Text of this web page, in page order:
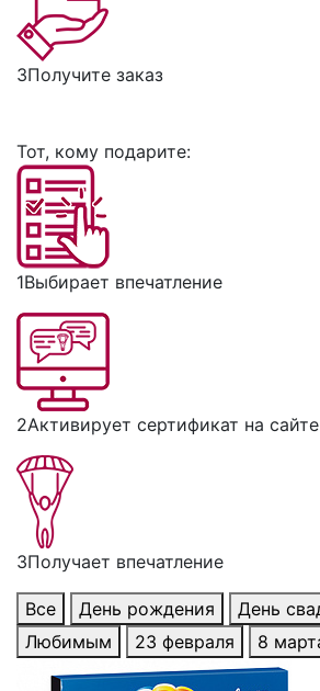
3Получите заказ
Тот, кому подарите:
1Выбирает впечатление
2Активирует сертификат на
3Получает впечатление
Все День рождения
День
Любимым
23 февраля 8